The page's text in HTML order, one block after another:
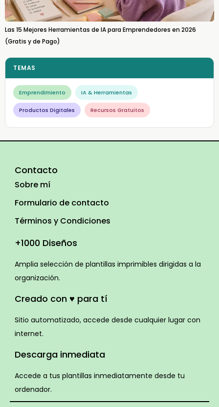
Las 15 Mejores Herramientas de IA para Emprendedores en 2026
(Gratis y de Pago)
TEMAS
Emprendimiento IA & Herramientas
Productos Digitales Recursos Gratuitos
Contacto
Sobre mí
Formulario de contacto
Términos y Condiciones
+1000 Diseños
Amplia selección de plantillas imprimibles dirigidas a la
organización.
Creado con ♥ para tí
Sitio automatizado, accede desde cualquier lugar con
internet.
Descarga inmediata
Accede a tus plantillas inmediatamente desde tu
ordenador.